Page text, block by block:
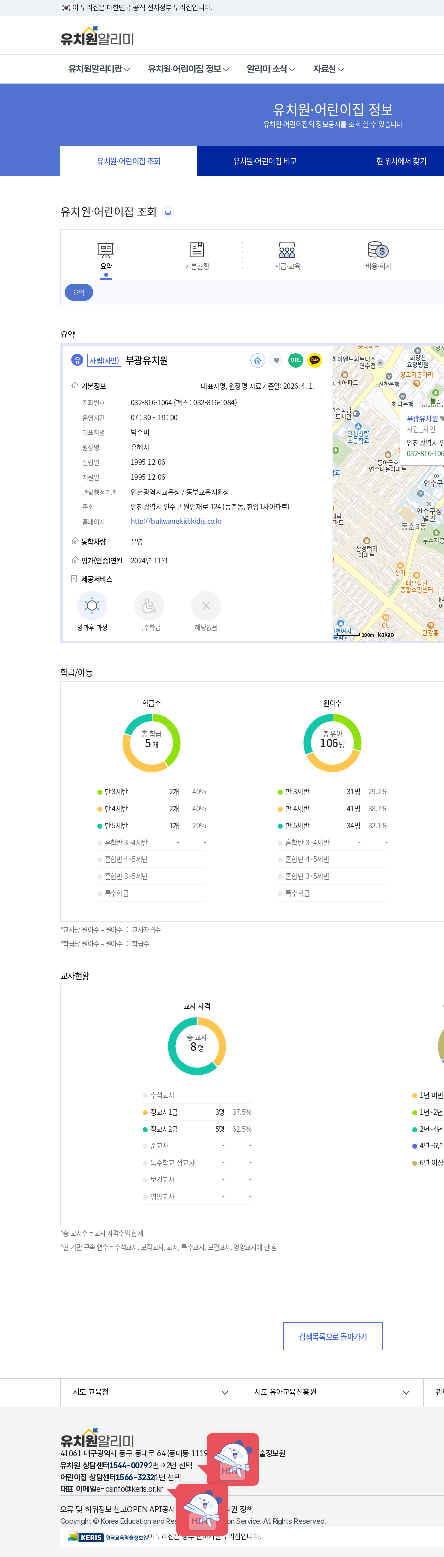
이 누리집은 대한민국 공식 전자정부 누리집입니다.
유치원알리미란 유치원·어린이집 정보 알리미 소식 자료실
유치원·어린이집 정보
유치원·어린이집의 정보공시를 조회 할 수 있습니다
유치원·어린이집 조회 유치원·어린이집 비교 현 위치에서 찾기
유치원·어린이집 조회
요약 기본현황 학급·교육 비용·회계
요약
요약
유 사립(사인) 부광유치원 URL
기본정보 대표자명, 원장명 자료기준일: 2026. 4. 1.
전화번호 032-816-1064 (팩스 : 032-816-1084)
운영시간 07 : 30 ~ 19 : 00
대표자명 박수미
원장명 유혜자
설립일 1995-12-06
개원일 1995-12-06
관할행정기관 인천광역시교육청 / 동부교육지원청
주소 인천광역시 연수구 원인재로 124 (동춘동, 한양1차아파트)
홈페이지 http://bukwangkid.kidis.co.kr
통학차량
운영
평가(인증)연월
2024년 11월
제공서비스
방과후 과정 특수학급 해당없음
부광유치원
사립_사인
032-816-
100m
학급/아동
학급수
총 학급
5 개
만 3세반 2개 40%
만 4세반
2개 40%
만 5세반
1개 20%
혼합반 3~4세반
-
-
혼합반 4~5세반
-
-
혼합반 3~5세반
-
-
특수학급
- -
원아수
총 유아
106명
만 3세반 31 명 29.2%
만 4세반
41 명 38.7%
만 5세반
34명 32.1%
혼합반 3~4세반
-
-
혼합반 4~5세반
-
-
혼합반 3~5세반
-
-
특수학급
- -
*교사당 원아수 = 원아수 ÷ 교사자격수
*학급당 원아수 = 원아수 ÷ 학급수
교사현황
교사 자격
총 교사
8 명
수석교사 -
-
정교사1급
3명 37.5%
정교사2급
5명 62.5%
준교사
-
-
특수학교 정교사
-
-
보건교사
-
-
영양교사
- -
1년 미만
1년~2
2년~4
4년~6
6년 이상
*총 교사수 = 교사 자격수의 합계
*현 기관 근속 연수 = 수석교사, 보직교사, 교사, 특수교사, 보건교사, 영양교사에 한 함
검색목록으로 돌아가기
시도 교육청 시도 유아교육진흥원
유치원알리미
41061 대구광역시 동구 동내로 64 (동내동 1119번지) 한국교육학술정보원
유치원 상담센터 1544-00792번→2번 선택
HINT
어린이집 상담센터 1566-32321번 선택
대표 이메일e-csinfo@keris.or.kr
HINT
오류 및 허위정보 신고OPEN API공시자료 다운로드저작권 정책
Copyright © Korea Education and Research Information Service. All Rights Reserved.
KERIS한국교육학술정보원이 누리집은 정부 산하기관 누리집입니다.